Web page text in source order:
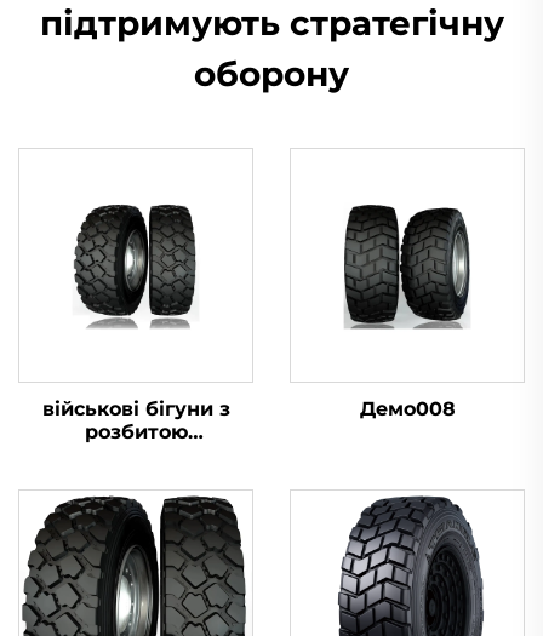
підтримують стратегічну
оборону
військові бігуни з
розбитою
Демо008